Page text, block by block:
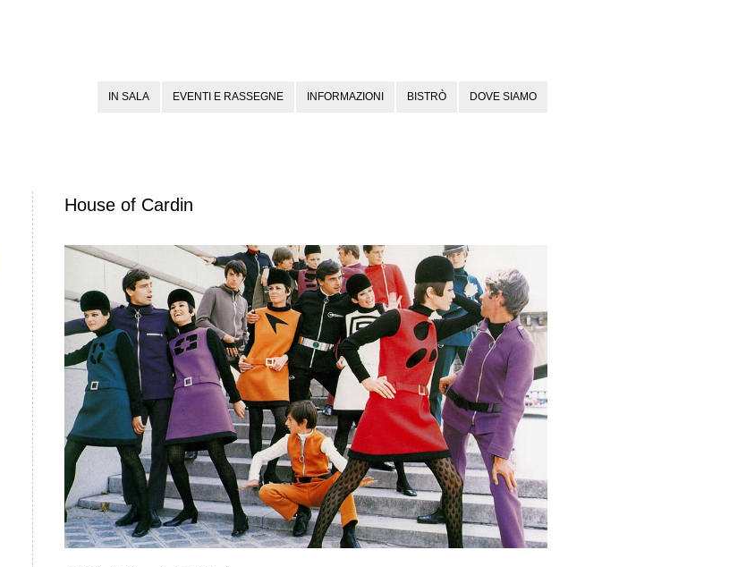
IN SALA EVENTI E RASSEGNE INFORMAZIONI BISTRÒ DOVE SIAMO
House of Cardin